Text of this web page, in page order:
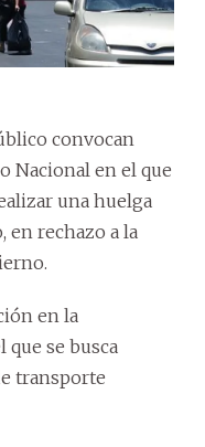
convocan
Nacional en el que
una huelga
en rechazo a la
en la
se busca
transporte